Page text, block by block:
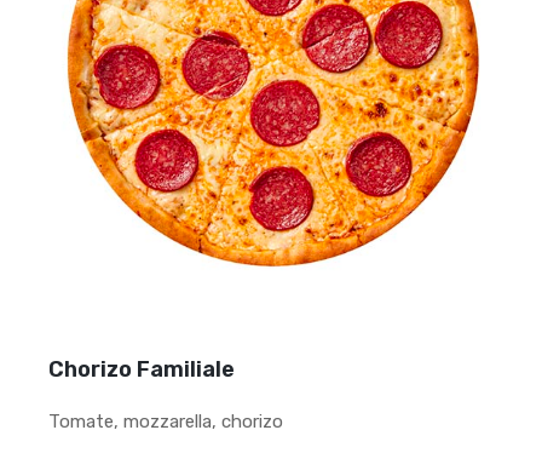
Chorizo Familiale
Tomate, mozzarella, chorizo